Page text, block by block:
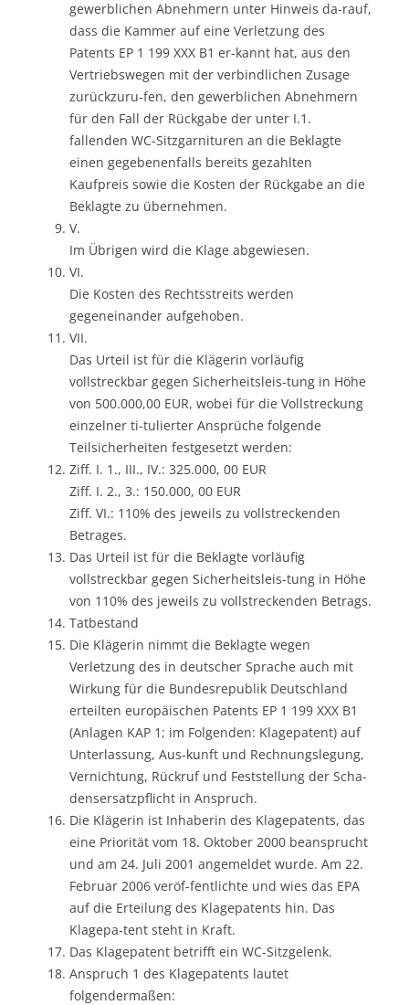
gewerblichen Abnehmern unter Hinweis da-rauf,
dass die Kammer auf eine Verletzung des
Patents EP 1 199 XXX B1 er-kannt hat, aus den
Vertriebswegen mit der verbindlichen Zusage
zurückzuru-fen, den gewerblichen Abnehmern
für den Fall der Rückgabe der unter I.1.
fallenden WC-Sitzgarnituren an die Beklagte
einen gegebenenfalls bereits gezahlten
Kaufpreis sowie die Kosten der Rückgabe an die
Beklagte zu übernehmen.
V.
Im Übrigen wird die Klage abgewiesen.
VI.
Die Kosten des Rechtsstreits werden
gegeneinander aufgehoben.
VII.
Das Urteil ist für die Klägerin vorläufig
vollstreckbar gegen Sicherheitsleis-tung in Höhe
von 500.000,00 EUR, wobei für die Vollstreckung
einzelner ti-tulierter Ansprüche folgende
Teilsicherheiten festgesetzt werden:
Ziff. I. 1., III., IV.: 325.000, 00 EUR
Ziff. I. 2., 3.: 150.000, 00 EUR
Ziff. VI.: 110% des jeweils zu vollstreckenden
Betrages.
Das Urteil ist für die Beklagte vorläufig
vollstreckbar gegen Sicherheitsleis-tung in Höhe
von 110% des jeweils zu vollstreckenden Betrags.
Tatbestand
Die Klägerin nimmt die Beklagte wegen
Verletzung des in deutscher Sprache auch mit
Wirkung für die Bundesrepublik Deutschland
erteilten europäischen Patents EP 1 199 XXX B1
(Anlagen KAP 1; im Folgenden: Klagepatent) auf
Unterlassung, Aus-kunft und Rechnungslegung,
Vernichtung, Rückruf und Feststellung der Scha-
densersatzpflicht in Anspruch.
Die Klägerin ist Inhaberin des Klagepatents, das
eine Priorität vom 18. Oktober 2000 beansprucht
und am 24. Juli 2001 angemeldet wurde. Am 22.
Februar 2006 veröf-fentlichte und wies das EPA
auf die Erteilung des Klagepatents hin. Das
Klagepa-tent steht in Kraft.
Das Klagepatent betrifft ein WC-Sitzgelenk.
Anspruch 1 des Klagepatents lautet
folgendermaßen: